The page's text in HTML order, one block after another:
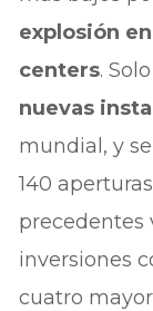
explosión
centers.
nuevas
mundial, y
140
precedentes
inversiones
cuatro